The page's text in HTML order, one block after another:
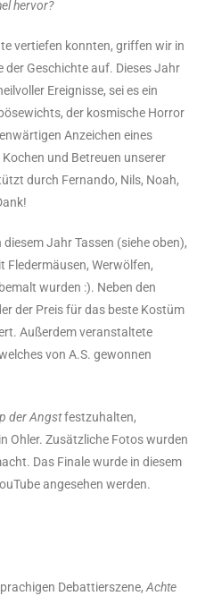
hervor?
vertiefen konnten, griffen wir in
der Geschichte auf. Dieses Jahr
Ereignisse, sei es ein
der kosmische Horror
Anzeichen eines
und Betreuen unserer
durch Fernando, Nils, Noah,
diesem Jahr Tassen (siehe oben),
Fledermäusen, Werwölfen,
wurden :). Neben den
der Preis für das beste Kostüm
Außerdem veranstaltete
von A.S. gewonnen
der Angstfestzuhalten,
Ohler. Zusätzliche Fotos wurden
Das Finale wurde in diesem
angesehen werden.
Debattierszene,Achte